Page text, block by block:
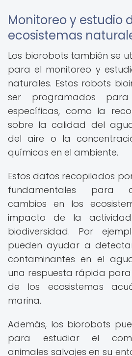
Monitoreo y estudio
ecosistemas
Los biorobots también se
para el monitoreo y
naturales. Estos robots
ser programados
específicas, como la
sobre la calidad del
del aire o la
químicas en el ambiente.
Estos datos recopilados
fundamentales para
cambios en los
impacto de la
biodiversidad. Por
pueden ayudar a
contaminantes en el
una respuesta rápida
de los ecosistemas
marina.
Además, los biorobots
para estudiar el
animales salvajes en su